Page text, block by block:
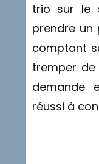
trio sur le
prendre un
comptant
tremper
demande
réussi à